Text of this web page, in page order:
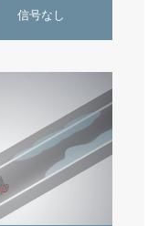
信号なし